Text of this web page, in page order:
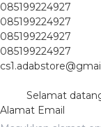
085199224927
085199224927
085199224927
085199224927
Selamat
Alamat Email